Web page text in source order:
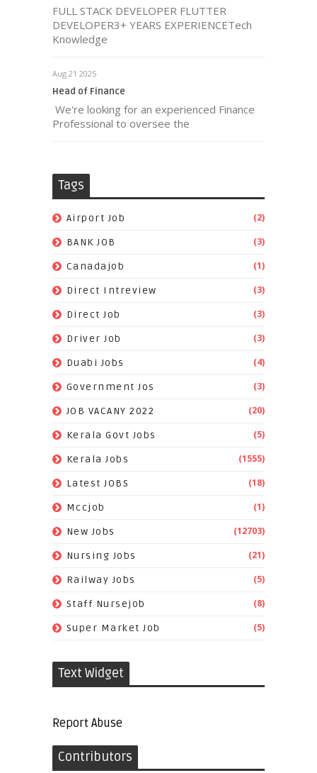
FULL STACK DEVELOPER FLUTTER
DEVELOPER3+ YEARS EXPERIENCETech
Knowledge
Aug 21 2025
Head of Finance
We're looking for an experienced Finance
Professional to oversee the
Tags
Airport Job (2)
BANK JOB (3)
Canadajob (1)
Direct Intreview (3)
Direct Job (3)
Driver Job (3)
Duabi Jobs (4)
Government Jos (3)
JOB VACANY 2022 (20)
Kerala Govt Jobs (5)
Kerala Jobs (1555)
Latest JOBS (18)
Mccjob (1)
New Jobs (12703)
Nursing Jobs (21)
Railway Jobs (5)
Staff Nursejob (8)
Super Market Job (5)
Text Widget
Report Abuse
Contributors